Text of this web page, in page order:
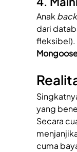
Anak
dari
fleksibel).
yang
Secara
cuma